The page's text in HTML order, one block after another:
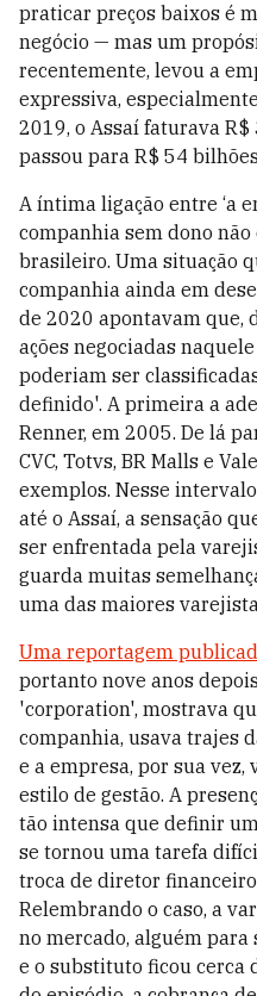
praticar preços baixos é
negócio — mas um
recentemente, levou a
expressiva,
2019, o Assaí faturava
passou para R$ 54
A íntima ligação entre ‘a
companhia sem dono
brasileiro. Uma situação
companhia ainda em
de 2020 apontavam que,
ações negociadas
poderiam ser
definido'. A primeira a
Renner, em 2005. De lá
CVC, Totvs, BR Malls e
exemplos. Nesse
até o Assaí, a sensação
ser enfrentada pela
guarda muitas
uma das maiores
Uma reportagem
portanto nove anos
'corporation', mostrava
companhia, usava trajes
e a empresa, por sua
estilo de gestão. A
tão intensa que definir
se tornou uma tarefa
troca de diretor
Relembrando o caso, a
no mercado, alguém
e o substituto ficou cerca